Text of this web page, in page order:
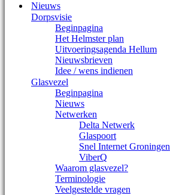
Nieuws
Dorpsvisie
Beginpagina
Het Helmster plan
Uitvoeringsagenda Hellum
Nieuwsbrieven
Idee / wens indienen
Glasvezel
Beginpagina
Nieuws
Netwerken
Delta Netwerk
Glaspoort
Snel Internet Groningen
ViberQ
Waarom glasvezel?
Terminologie
Veelgestelde vragen